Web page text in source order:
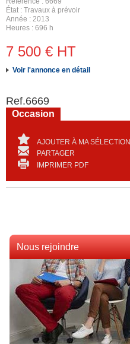
État
Travaux à prévoir
Année
2013
Heures
696 h
7 500 € HT
Voir l'annonce en détail
Ref.6669
Occasion
AJOUTER À MA SÉLECTION
PARTAGER
IMPRIMER PDF
Nous rejoindre